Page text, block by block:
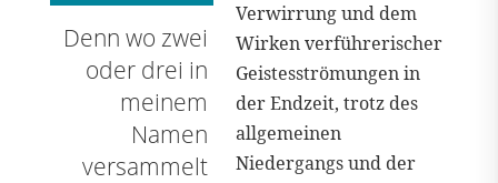
Denn wo zwei
oder drei in
meinem
Namen
versammelt
Verwirrung und dem
Wirken verführerischer
Geistesströmungen in
der Endzeit, trotz des
allgemeinen
Niedergangs und der